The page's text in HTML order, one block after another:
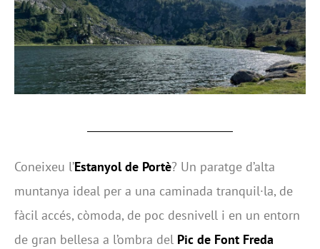
Coneixeu l’Estanyol de Portè? Un paratge d’alta
muntanya ideal per a una caminada tranquil·la, de
fàcil accés, còmoda, de poc desnivell i en un entorn
de gran bellesa a l’ombra del Pic de Font Freda